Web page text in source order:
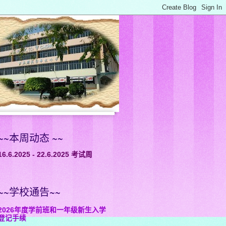
本周动态 ~~
- 22.6.2025 考试周
学校通告~~
年度学前班和一年级新生入学
记手续